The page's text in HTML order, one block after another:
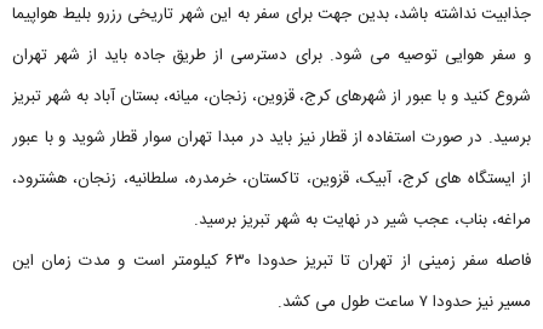
جذابیت نداشته باشد، بدین جهت برای سفر به این شهر تاریخی رزرو بلیط هواپیما
و سفر هوایی توصیه می شود. برای دسترسی از طریق جاده باید از شهر تهران
شروع کنید و با عبور از شهرهای کرج، قزوین، زنجان، میانه، بستان آباد به شهر تبریز
برسید. در صورت استفاده از قطار نیز باید در مبدا تهران سوار قطار شوید و با عبور
از ایستگاه های کرج، آبیک، قزوین، تاکستان، خرمدره، سلطانیه، زنجان، هشترود،
مراغه، بناب، عجب شیر در نهایت به شهر تبریز برسید.
فاصله سفر زمینی از تهران تا تبریز حدودا ۶۳۰ کیلومتر است و مدت زمان این
مسیر نیز حدودا ۷ ساعت طول می کشد.